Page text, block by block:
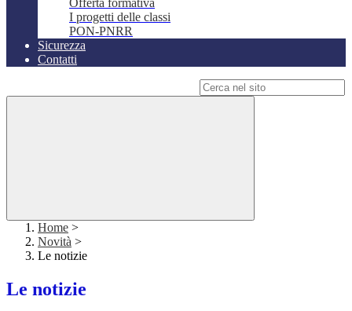
Offerta formativa
I progetti delle classi
PON-PNRR
Sicurezza
Contatti
Home >
Novità >
Le notizie
Le notizie